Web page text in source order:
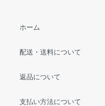
ホーム
配送・送料について
返品について
支払い方法について